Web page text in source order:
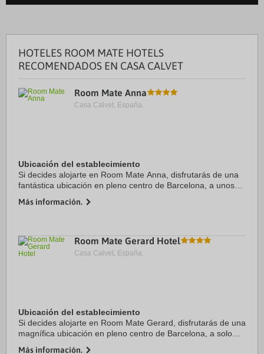
HOTELES ROOM MATE HOTELS
RECOMENDADOS EN CASA CALVET
Room Mate Anna
Casa Calvet, España.
Ubicación del establecimiento
Si decides alojarte en Room Mate Anna, disfrutarás de una
fantástica ubicación en pleno centro de Barcelona, a unos
se encuentra a 0,8 km de Plaza ...
Más información.
Room Mate Gerard Hotel
Casa Calvet, España.
Ubicación del establecimiento
Si decides alojarte en Room Mate Gerard, disfrutarás de una
magnífica ubicación en pleno centro de Barcelona, a solo
Más información.